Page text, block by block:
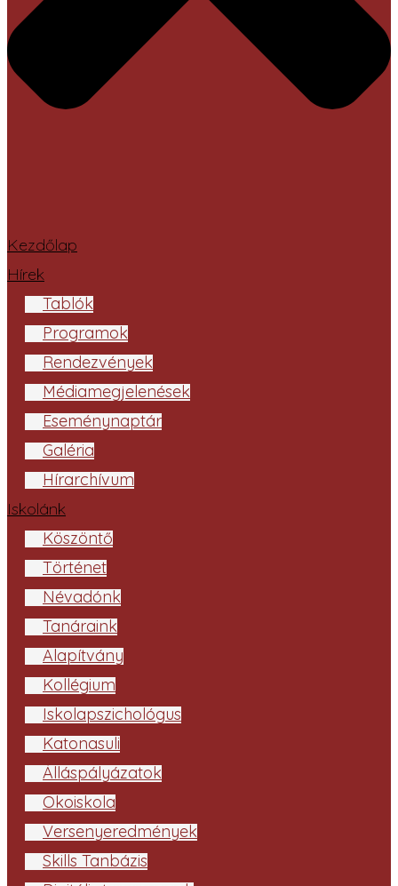
Kezdőlap
Hírek
Tablók
Programok
Rendezvények
Médiamegjelenések
Eseménynaptár
Galéria
Hírarchívum
Iskolánk
Köszöntő
Történet
Névadónk
Tanáraink
Alapítvány
Kollégium
Iskolapszichológus
Katonasuli
Álláspályázatok
Ökoiskola
Versenyeredmények
Skills Tanbázis